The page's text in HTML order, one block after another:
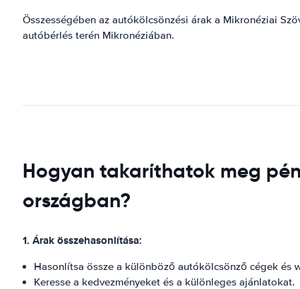
Összességében az autókölcsönzési árak a Mikronéziai
autóbérlés terén Mikronéziában.
Hogyan takaríthatok meg
országban?
1. Árak összehasonlítása:
Hasonlítsa össze a különböző autókölcsönző cégek és
Keresse a kedvezményeket és a különleges ajánlatokat.